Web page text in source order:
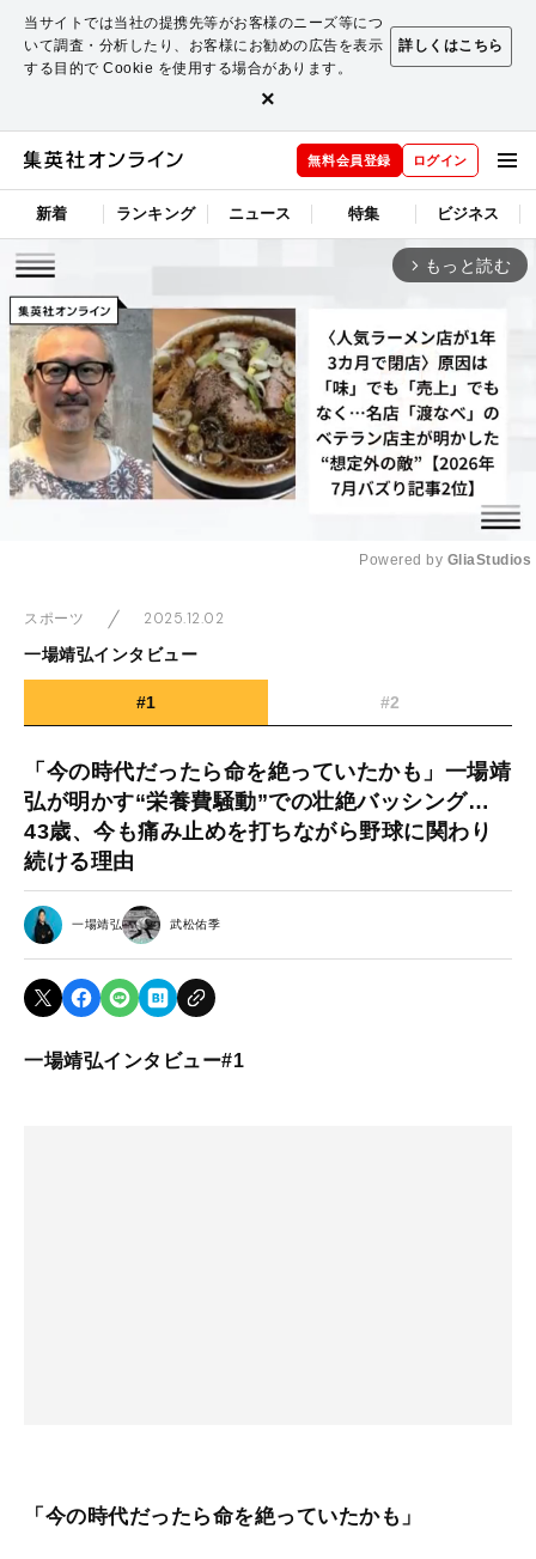
当サイトでは当社の提携先等がお客様のニーズ等につ
いて調査・分析したり、お客様にお勧めの広告を表示
する目的で Cookie を使用する場合があります。
詳しくはこちら
×
無料会員登録 ログイン
新着 ランキング ニュース 特集 ビジネス
arrow_forward_ios もっと読む
Powered by GliaStudios
スポーツ
2025.12.02
一場靖弘インタビュー
#1 #2
「今の時代だったら命を絶っていたかも」一場靖
弘が明かす“栄養費騒動”での壮絶バッシング…
43歳、今も痛み止めを打ちながら野球に関わり
続ける理由
一場靖弘 武松佑季
一場靖弘インタビュー#1
「今の時代だったら命を絶っていたかも」